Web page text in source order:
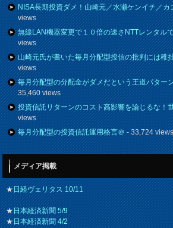
NISA長期投資ダメ！山崎元／水瀬ケンイチ／カ
views
無線LAN機器変更で１０倍の速さNTTレンタル
views
山崎元氏が書いた毎月分配型投信の批判には稚
views
毎月分配型の分配金がダメだという王道パター
35,460 views
投資信託リターンのコスト高影響を論じるな！
views
毎月分配型の投資信託運用格言＠- 33,724
メディア掲載
★日経ヴェリタス 10/11
★日本経済新聞 5/9
★日本経済新聞 4/2